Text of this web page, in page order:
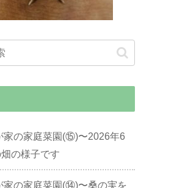
家の家庭菜園(⑮)〜2026年6
の様子です
家の家庭菜園(⑭)〜桑の実を